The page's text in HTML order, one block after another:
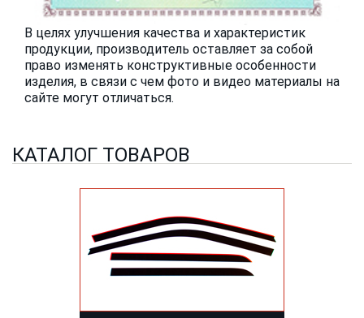
В целях улучшения качества и характеристик
продукции, производитель оставляет за собой
право изменять конструктивные особенности
изделия, в связи с чем фото и видео материалы на
сайте могут отличаться.
КАТАЛОГ ТОВАРОВ